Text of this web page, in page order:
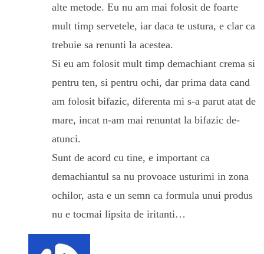
alte metode. Eu nu am mai folosit de foarte
mult timp servetele, iar daca te ustura, e clar ca
trebuie sa renunti la acestea.
Si eu am folosit mult timp demachiant crema si
pentru ten, si pentru ochi, dar prima data cand
am folosit bifazic, diferenta mi s-a parut atat de
mare, incat n-am mai renuntat la bifazic de-
atunci.
Sunt de acord cu tine, e important ca
demachiantul sa nu provoace usturimi in zona
ochilor, asta e un semn ca formula unui produs
nu e tocmai lipsita de iritanti…